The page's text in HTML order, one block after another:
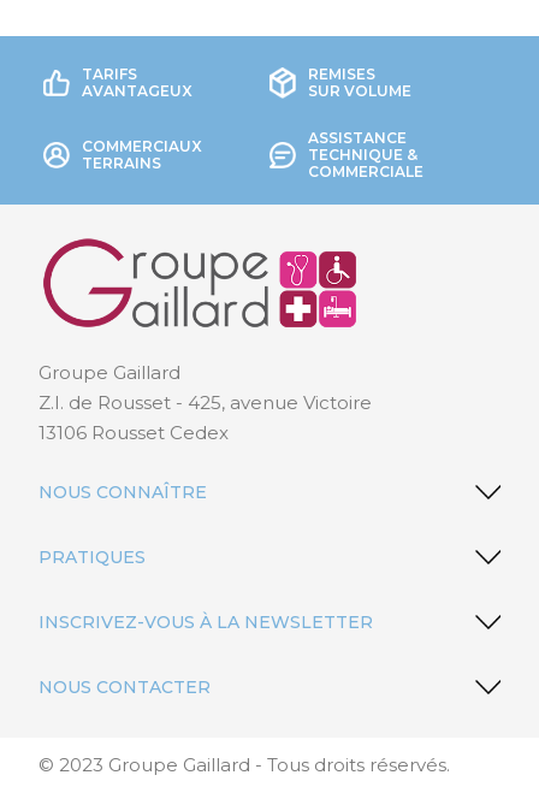
TARIFS
AVANTAGEUX
REMISES
SUR VOLUME
COMMERCIAUX
TERRAINS
ASSISTANCE
TECHNIQUE &
COMMERCIALE
Groupe Gaillard
Z.I. de Rousset - 425, avenue Victoire
13106 Rousset Cedex
NOUS CONNAÎTRE
PRATIQUES
INSCRIVEZ-VOUS À LA NEWSLETTER
NOUS CONTACTER
© 2023 Groupe Gaillard - Tous droits réservés.